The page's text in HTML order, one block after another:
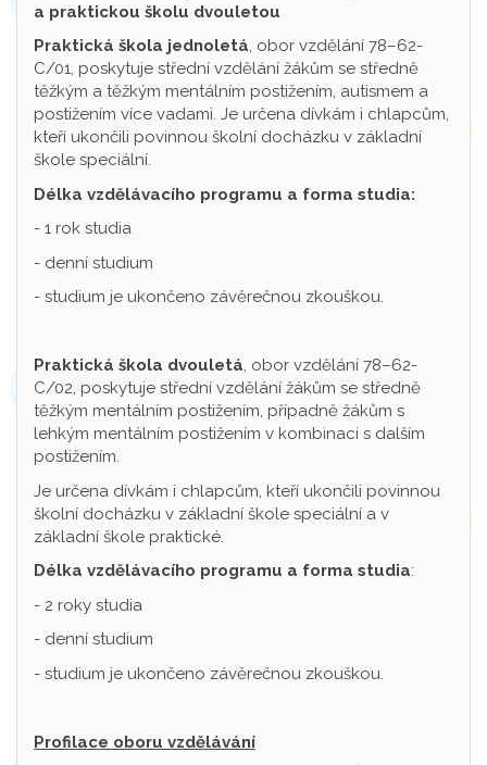
a praktickou školu dvouletou
Praktická škola jednoletá, obor vzdělání 78–62-
C/01, poskytuje střední vzdělání žákům se středně
těžkým a těžkým mentálním postižením, autismem a
postižením více vadami. Je určena dívkám i chlapcům,
kteří ukončili povinnou školní docházku v základní
škole speciální.
Délka vzdělávacího programu a forma studia:
- 1 rok studia
- denní studium
- studium je ukončeno závěrečnou zkouškou.
Praktická škola dvouletá, obor vzdělání 78–62-
C/02, poskytuje střední vzdělání žákům se středně
těžkým mentálním postižením, případně žákům s
lehkým mentálním postižením v kombinaci s dalším
postižením.
Je určena dívkám i chlapcům, kteří ukončili povinnou
školní docházku v základní škole speciální a v
základní škole praktické.
Délka vzdělávacího programu a forma studia:
- 2 roky studia
- denní studium
- studium je ukončeno závěrečnou zkouškou.
Profilace oboru vzdělávání